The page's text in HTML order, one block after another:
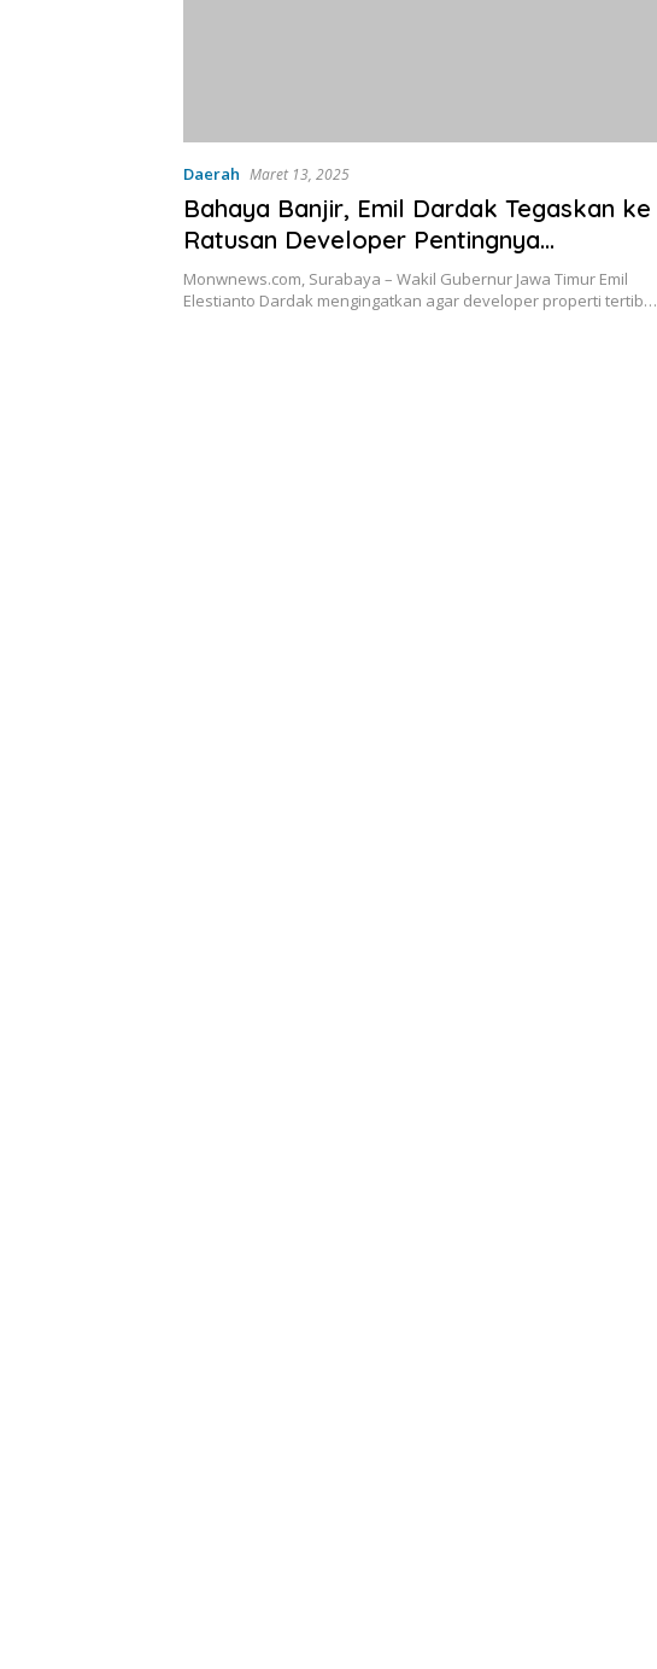
Daerah Maret 13, 2025
Bahaya Banjir, Emil Dardak Tegaskan ke
Ratusan Developer Pentingnya
Ketertiban Tata Ruang
Monwnews.com, Surabaya – Wakil Gubernur Jawa Timur Emil
Elestianto Dardak mengingatkan agar developer properti tertib…